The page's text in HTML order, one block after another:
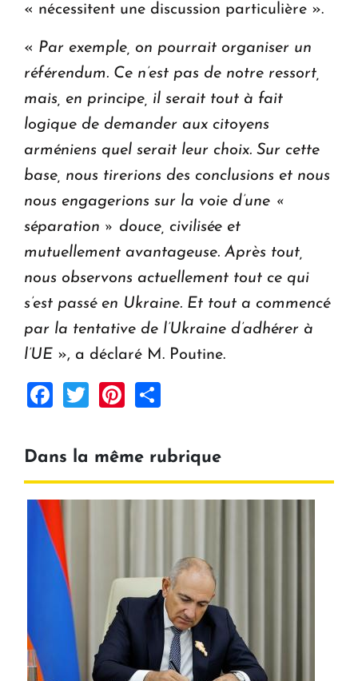
« nécessitent une discussion particulière ».
« Par exemple, on pourrait organiser un
référendum. Ce n’est pas de notre ressort,
mais, en principe, il serait tout à fait
logique de demander aux citoyens
arméniens quel serait leur choix. Sur cette
base, nous tirerions des conclusions et nous
nous engagerions sur la voie d’une «
séparation » douce, civilisée et
mutuellement avantageuse. Après tout,
nous observons actuellement tout ce qui
s’est passé en Ukraine. Et tout a commencé
par la tentative de l’Ukraine d’adhérer à
l’UE », a déclaré M. Poutine.
Facebook
TwitterPinterest
Dans la même rubrique